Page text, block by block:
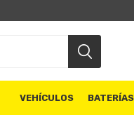
VEHÍCULOS BATERÍAS